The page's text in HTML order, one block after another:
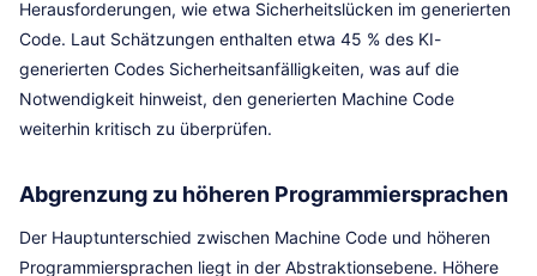
Herausforderungen, wie etwa Sicherheitslücken im generierten
Code. Laut Schätzungen enthalten etwa 45 % des KI-
generierten Codes Sicherheitsanfälligkeiten, was auf die
Notwendigkeit hinweist, den generierten Machine Code
weiterhin kritisch zu überprüfen.
Abgrenzung zu höheren Programmiersprachen
Der Hauptunterschied zwischen Machine Code und höheren
Programmiersprachen liegt in der Abstraktionsebene. Höhere